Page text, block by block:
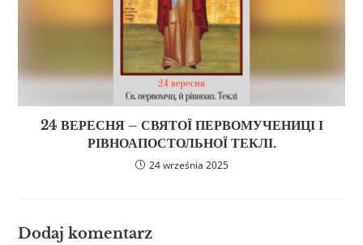
24 ВЕРЕСНЯ – СВЯТОЇ ПЕРВОМУЧЕНИЦІ І
РІВНОАПОСТОЛЬНОЇ ТЕКЛІ.
24 września 2025
Dodaj komentarz